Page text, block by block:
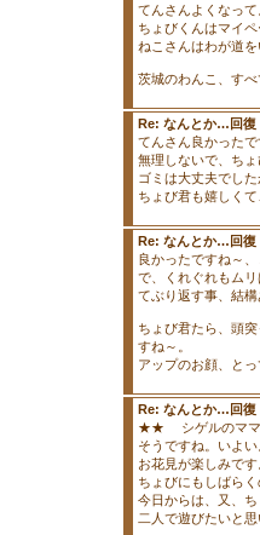
てんさんよくなっ
ちょびくんはマイ
ねこさんはわが道
茨城のわんこ、す
Re: なんとか…回復
てんさん良かった
無理しないで、ち
ゴミは大丈夫でし
ちょび君も嬉しく
Re: なんとか…回復
良かったですね～
で、くれぐれもム
てぶり返す事、結
ちょび君たら、頭
すね～。
アップのお顔、と
Re: なんとか…回復
★★ シゲルのママ
そうですね。いよ
お花見が楽しみです
ちょびにもしばら
今日からは、又、
二人で遊びたいと